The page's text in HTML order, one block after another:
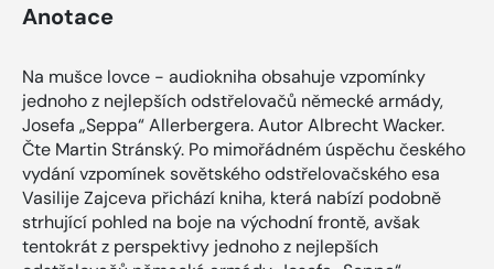
Anotace
Na mušce lovce - audiokniha obsahuje vzpomínky
jednoho z nejlepších odstřelovačů německé armády,
Josefa „Seppa“ Allerbergera. Autor Albrecht Wacker.
Čte Martin Stránský. Po mimořádném úspěchu českého
vydání vzpomínek sovětského odstřelovačského esa
Vasilije Zajceva přichází kniha, která nabízí podobně
strhující pohled na boje na východní frontě, avšak
tentokrát z perspektivy jednoho z nejlepších